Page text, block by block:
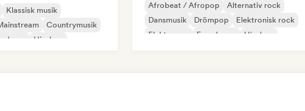
Klassisk musik
Countrymusik
Hip-hop
Afrobeat / Afropop
Alternativ rock
Dansmusik
Drömpop
Elektronisk rock
Elektropop
Fransk pop Hip-hop